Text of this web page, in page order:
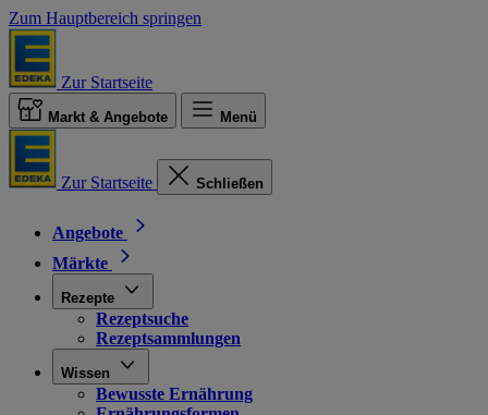
Zum Hauptbereich springen
Zur Startseite
Markt & Angebote Menü
Zur Startseite Schließen
Angebote
Märkte
Rezepte
Rezeptsuche
Rezeptsammlungen
Wissen
Bewusste Ernährung